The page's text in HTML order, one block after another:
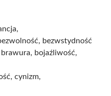
bezwstydność
bojaźliwość,
cynizm,